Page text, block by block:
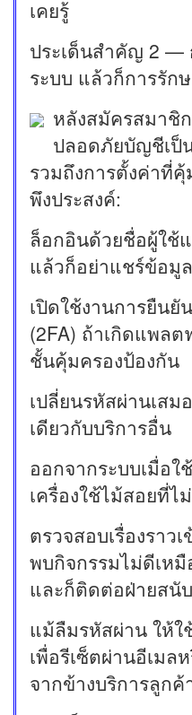
เคยรู้
ประเด็นสำคัญ 2 —
ระบบ แล้วก็การรั
หลังสมัครสมาชิ
ปลอดภัยบัญชีเป็
รวมถึงการตั้งค่าที่คุ้
พึงประสงค์:
ล็อกอินด้วยชื่อผู้ใช้
แล้วก็อย่าแชร์ข้อมู
เปิดใช้งานการยืน
(2FA) ถ้าเกิดแพลต
ชั้นคุ้มครองป้องกัน
เปลี่ยนรหัสผ่านเส
เดียวกับบริการอื่น
ออกจากระบบเมื่อใ
เครื่องใช้ไม้สอยที่ไ
ตรวจสอบเรื่องราว
พบกิจกรรมไม่ดีเห
และก็ติดต่อฝ่ายสนั
แม้ลืมรหัสผ่าน ให้ใ
เพื่อรีเซ็ตผ่านอีเมล
จากข้างบริการลูกค้